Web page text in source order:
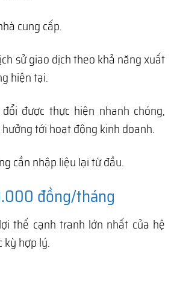
cung cấp.
sử giao dịch theo khả năng xuất
hiện tại.
được thực hiện nhanh chóng,
tới hoạt động kinh doanh.
cần nhập liệu lại từ đầu.
đồng/tháng
thế cạnh tranh lớn nhất của hệ
kỳ hợp lý.